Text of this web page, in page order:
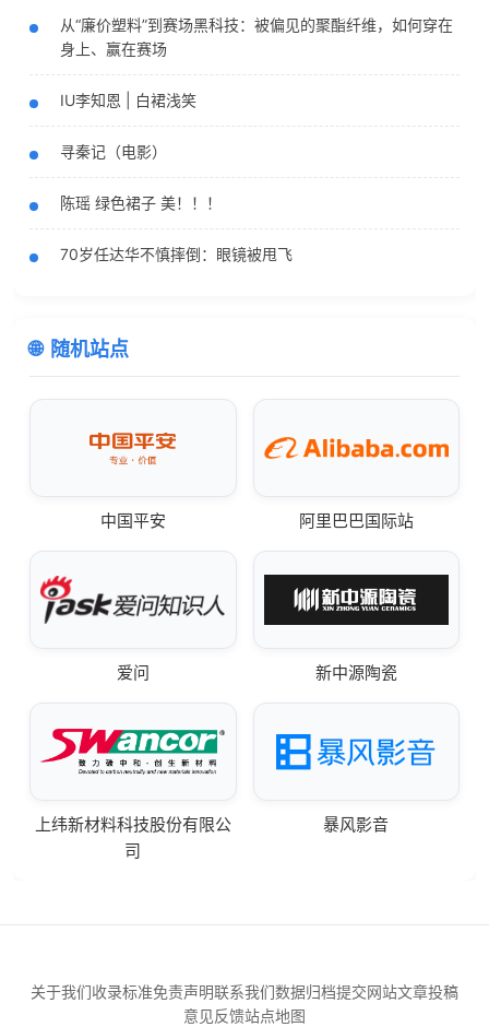
从“廉价塑料”到赛场黑科技：被偏见的聚酯纤维，如何穿在
身上、赢在赛场
IU李知恩 | 白裙浅笑
寻秦记（电影）
陈瑶 绿色裙子 美！！！
70岁任达华不慎摔倒：眼镜被甩飞
随机站点
中国平安 阿里巴巴国际站
爱问 新中源陶瓷
上纬新材料科技股份有限公
司
暴风影音
关于我们收录标准免责声明联系我们数据归档提交网站文章投稿
意见反馈站点地图